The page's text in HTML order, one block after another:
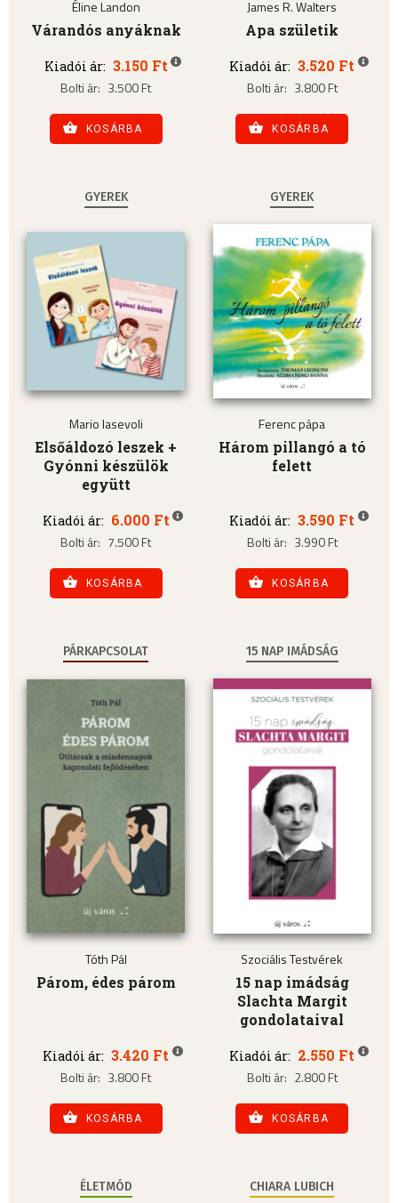
Éline Landon
Várandós anyáknak
Kiadói ár: 3.150 Ft
Bolti ár: 3.500 Ft
KOSÁRBA
James R. Walters
Apa születik
Kiadói ár: 3.520 Ft
Bolti ár: 3.800 Ft
KOSÁRBA
GYEREK
Mario Iasevoli
Elsőáldozó leszek +
Gyónni készülök
együtt
Kiadói ár: 6.000 Ft
Bolti ár: 7.500 Ft
KOSÁRBA
GYEREK
Ferenc pápa
Három pillangó a tó
felett
Kiadói ár: 3.590 Ft
Bolti ár: 3.990 Ft
KOSÁRBA
PÁRKAPCSOLAT
Tóth Pál
Párom, édes párom
Kiadói ár: 3.420 Ft
Bolti ár: 3.800 Ft
KOSÁRBA
15 NAP IMÁDSÁG
Szociális Testvérek
15 nap imádság
Slachta Margit
gondolataival
Kiadói ár: 2.550 Ft
Bolti ár: 2.800 Ft
KOSÁRBA
ÉLETMÓD CHIARA LUBICH